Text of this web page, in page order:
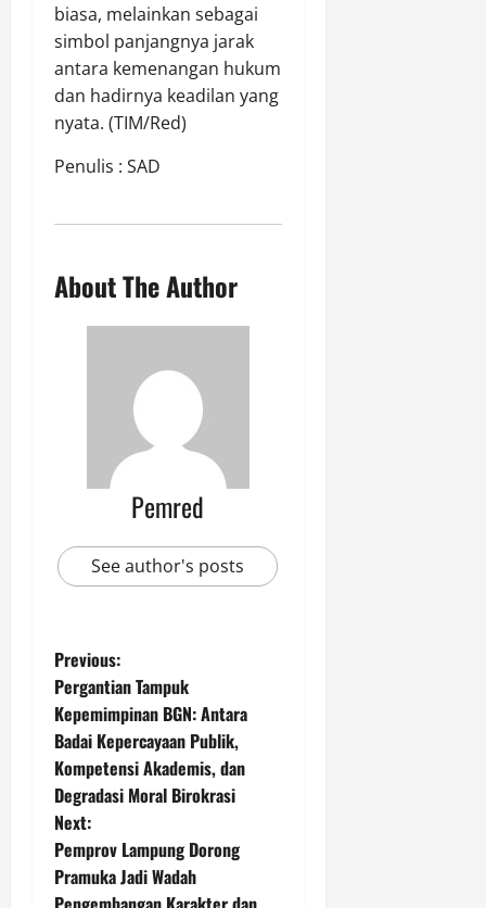
biasa, melainkan sebagai
simbol panjangnya jarak
antara kemenangan hukum
dan hadirnya keadilan yang
nyata. (TIM/Red)
Penulis : SAD
About The Author
Pemred
See author's posts
P
o
s
t
n
a
Previous:
Pergantian Tampuk
Kepemimpinan BGN: Antara
Badai Kepercayaan Publik,
Kompetensi Akademis, dan
Degradasi Moral Birokrasi
Next:
Pemprov Lampung Dorong
Pramuka Jadi Wadah